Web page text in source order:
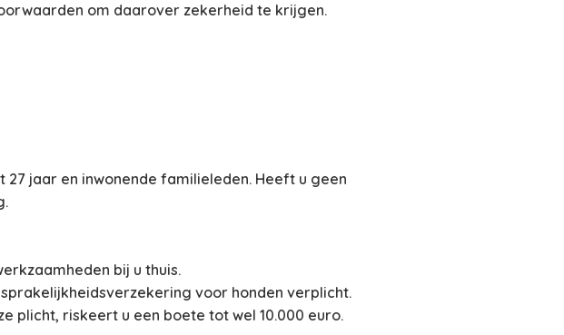
om daarover zekerheid te krijgen.
jaar en inwonende familieleden. Heeft u geen
bij u thuis.
voor honden verplicht.
plicht, riskeert u een boete tot wel 10.000 euro.